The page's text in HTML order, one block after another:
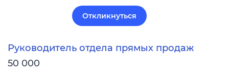
Откликнуться
Руководитель отдела прямых продаж
50 000